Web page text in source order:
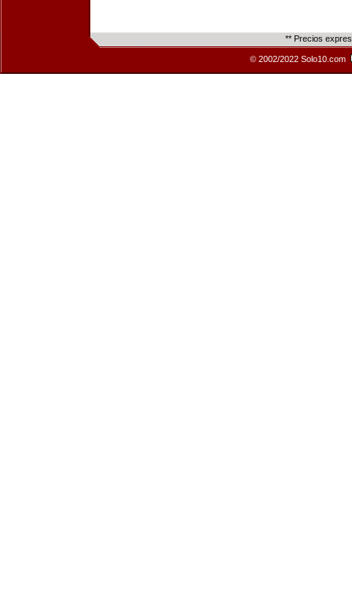
** Precios
© 2002/2022 Solo10.com